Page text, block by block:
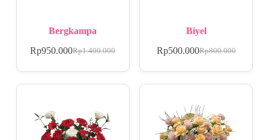
Bergkampa
Rp1.400.000
Rp950.000
Biyel
Rp800.000
Rp500.000